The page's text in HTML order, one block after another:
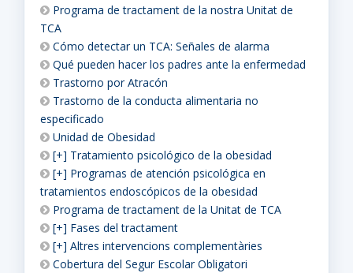
Programa de tractament de la nostra Unitat de
TCA
Cómo detectar un TCA: Señales de alarma
Qué pueden hacer los padres ante la enfermedad
Trastorno por Atracón
Trastorno de la conducta alimentaria no
especificado
Unidad de Obesidad
[+] Tratamiento psicológico de la obesidad
[+] Programas de atención psicológica en
tratamientos endoscópicos de la obesidad
Programa de tractament de la Unitat de TCA
[+] Fases del tractament
[+] Altres intervencions complementàries
Cobertura del Segur Escolar Obligatori